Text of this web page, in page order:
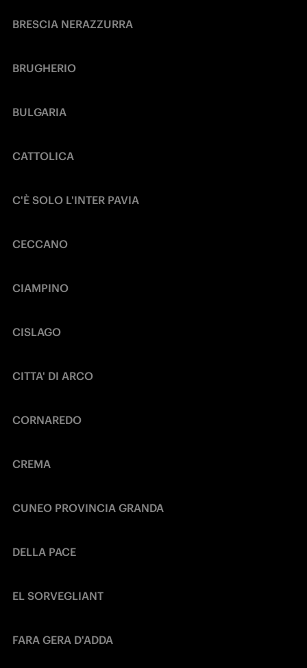
BRESCIA NERAZZURRA
BRUGHERIO
BULGARIA
CATTOLICA
C'È SOLO L'INTER PAVIA
CECCANO
CIAMPINO
CISLAGO
CITTA' DI ARCO
CORNAREDO
CREMA
CUNEO PROVINCIA GRANDA
DELLA PACE
EL SORVEGLIANT
FARA GERA D'ADDA